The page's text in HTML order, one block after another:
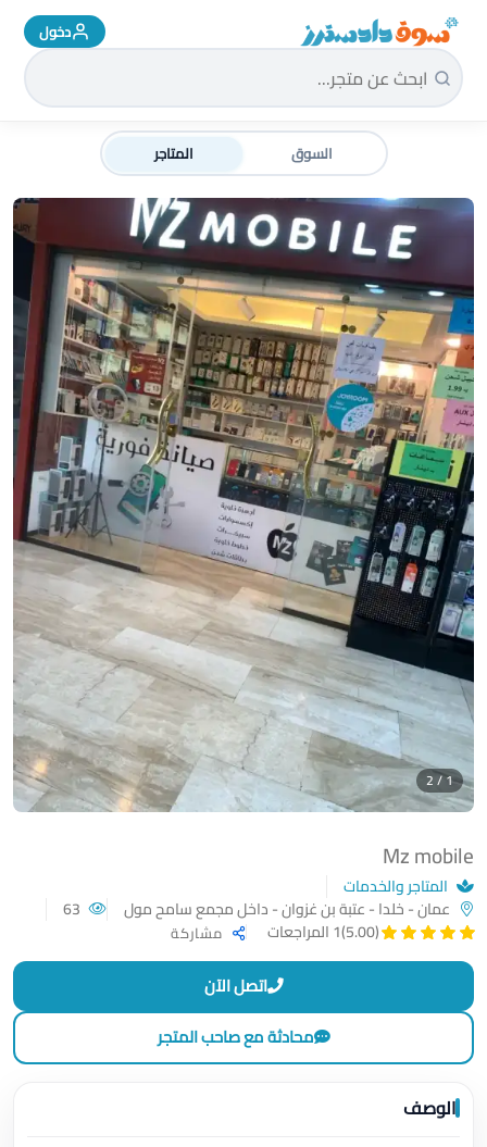
سوق دادسترز الرئيسية دخول
السوق المتاجر
Mz mobile
المتاجر والخدمات
عمان - خلدا - عتبة بن غزوان - داخل مجمع سامح مول
(5.00)
1 المراجعات مشاركة
1 / 2
اتصل الآن
محادثة مع صاحب المتجر
الوصف